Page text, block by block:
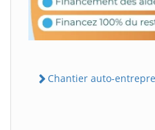
Chantier auto-